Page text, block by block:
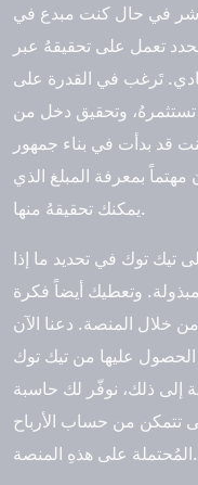
في حال كنت مبدع في
تعمل على تحقيقهُ عبر
تَرغب في القدرة على
تستثمرهُ، وتحقيق دخل من
قد بدأت في بناء جمهور
بمعرفة المبلغ الذي
يمكنك تحقيقهُ منها.
تيك توك في تحديد ما إذا
وتعطيك أيضاً فكرة
خلال المنصة. دعنا الآن
الحصول عليها من تيك توك
إلى ذلك، نوفّر لك حاسبة
تتمكن من حساب الأرباح
المُحتملة على هذهِ المنصة.